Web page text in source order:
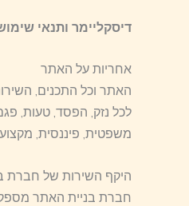
דיסקליימר ותנאי
אחריות על האתר
האתר וכל התכנים,
לכל נזק, הפסד, טעות,
משפטית, פיננסית,
היקף השירות של חברת
חברת בניית האתר